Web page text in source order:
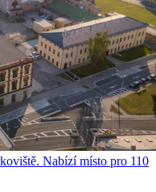
Nabízí místo pro 110